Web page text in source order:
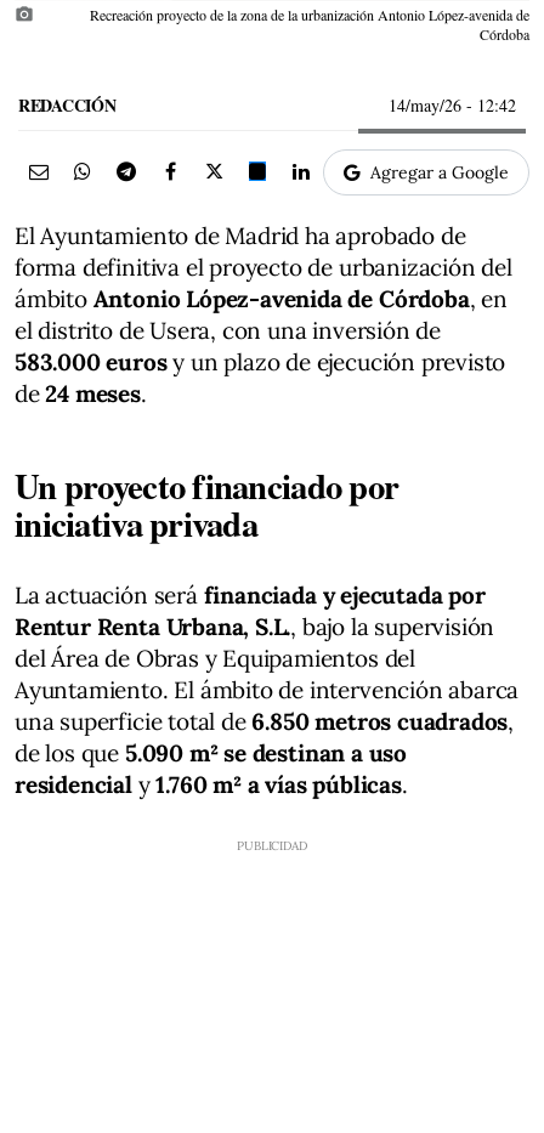
photo_camera
Recreación proyecto de la zona de la urbanización Antonio López-avenida de
Córdoba
REDACCIÓN 14/may/26 - 12:42
Agregar a Google
El Ayuntamiento de Madrid ha aprobado de
forma definitiva el proyecto de urbanización del
ámbito Antonio López-avenida de Córdoba, en
el distrito de Usera, con una inversión de
583.000 eurosy un plazo de ejecución previsto
de24 meses.
Un proyecto financiado por
iniciativa privada
La actuación será financiada y ejecutada por
Rentur Renta Urbana, S.L., bajo la supervisión
del Área de Obras y Equipamientos del
Ayuntamiento. El ámbito de intervención abarca
una superficie total de6.850 metros cuadrados,
de los que 5.090 m² se destinan a uso
residencialy1.760 m² a vías públicas.